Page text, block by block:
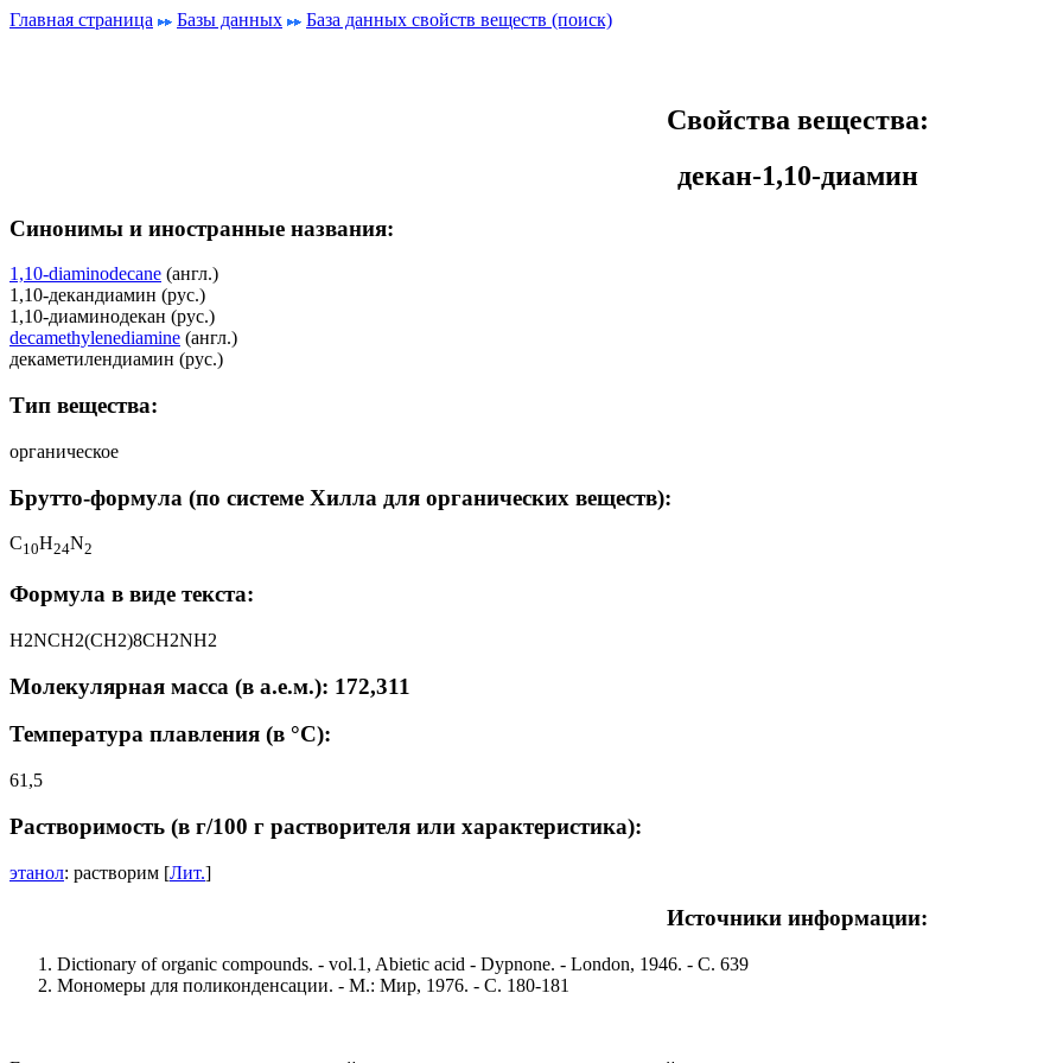
Главная страница Базы данных База данных свойств веществ (поиск)
Свойства вещества:
декан-1,10-диамин
Синонимы и иностранные названия:
1,10-diaminodecane (англ.)
1,10-декандиамин (рус.)
1,10-диаминодекан (рус.)
decamethylenediamine (англ.)
декаметилендиамин (рус.)
Тип вещества:
органическое
Брутто-формула (по системе Хилла для органических веществ):
C10H24N2
Формула в виде текста:
H2NCH2(CH2)8CH2NH2
Молекулярная масса (в а.е.м.): 172,311
Температура плавления (в °C):
61,5
Растворимость (в г/100 г растворителя или характеристика):
этанол: растворим [Лит.]
Источники информации:
Dictionary of organic compounds. - vol.1, Abietic acid - Dypnone. - London, 1946. - С. 639
Мономеры для поликонденсации. - М.: Мир, 1976. - С. 180-181